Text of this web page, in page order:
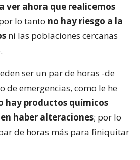
ver ahora que realicemos
lo tanto no hay riesgo a la
ni las poblaciones cercanas
ser un par de horas -de
de emergencias, como le he
hay productos químicos
haber alteraciones; por lo
de horas más para finiquitar